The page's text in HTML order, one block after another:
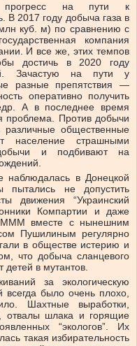
на пути к
В 2017 году добыча газа в
куб. м) по сравнению с
компания
И все же, этих темпов
достичь в 2020 году
Зачастую на пути у
разные препятствия —
оперативно получить
А в последнее время
проблема. Против добычи
различные общественные
население страшными
добычи и подбивают на
наблюдалась в Донецкой
пытались не допустить
движения “Украинский
Компартии и даже
МММ вместе с нынешним
Пушилиным регулярно
в обществе истерию и
что добыча сланцевого
детей в мутантов.
за экологическую
всегда было очень плохо,
Шахтные выработки,
отвалы шлака и горящие
“экологов”. Их
такая избирательность